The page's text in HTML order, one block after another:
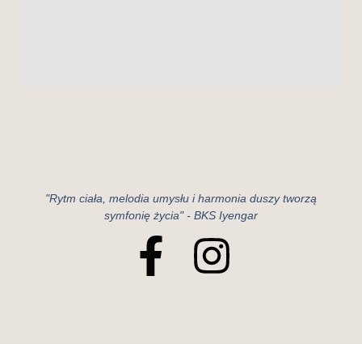
"Rytm ciała, melodia umysłu i harmonia duszy tworzą
symfonię życia" - BKS Iyengar